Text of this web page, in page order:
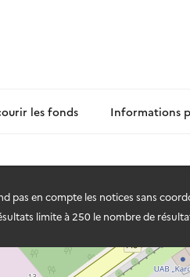
les fonds Informations
pas en compte les notices sans
limite à 250 le nombre de